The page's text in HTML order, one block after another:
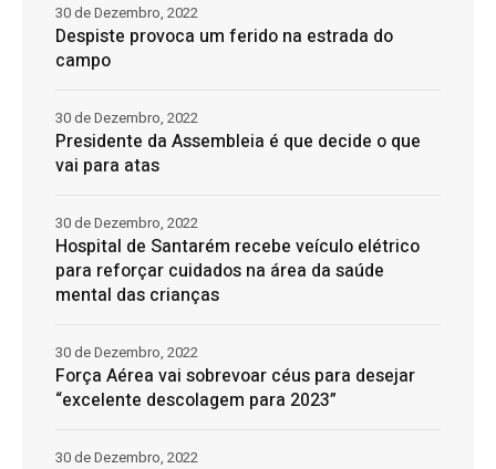
Despiste provoca um ferido na estrada do
campo
30 de Dezembro, 2022
Presidente da Assembleia é que decide o que
vai para atas
30 de Dezembro, 2022
Hospital de Santarém recebe veículo elétrico
para reforçar cuidados na área da saúde
mental das crianças
30 de Dezembro, 2022
Força Aérea vai sobrevoar céus para desejar
“excelente descolagem para 2023”
30 de Dezembro, 2022
30 de Dezembro, 2022